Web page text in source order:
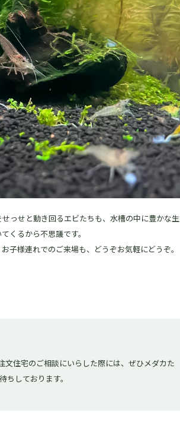
っせと動き回るエビたちも、水槽の中に豊かな
くるから不思議です。
子様連れでのご来場も、どうぞお気軽にどうぞ。
文住宅のご相談にいらした際には、ぜひメダカた
しております。